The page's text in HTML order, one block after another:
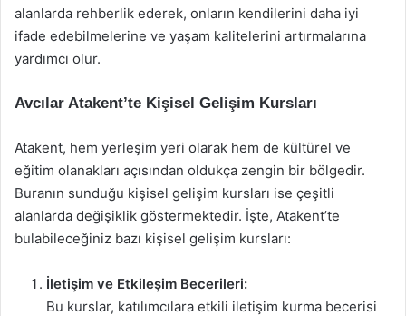
alanlarda rehberlik ederek, onların kendilerini daha iyi
ifade edebilmelerine ve yaşam kalitelerini artırmalarına
yardımcı olur.
Avcılar Atakent’te Kişisel Gelişim Kursları
Atakent, hem yerleşim yeri olarak hem de kültürel ve
eğitim olanakları açısından oldukça zengin bir bölgedir.
Buranın sunduğu kişisel gelişim kursları ise çeşitli
alanlarda değişiklik göstermektedir. İşte, Atakent’te
bulabileceğiniz bazı kişisel gelişim kursları:
İletişim ve Etkileşim Becerileri:
Bu kurslar, katılımcılara etkili iletişim kurma becerisi